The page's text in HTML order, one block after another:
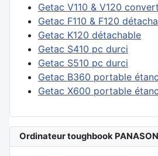
Getac V110 & V120
Getac F110 & F120
Getac K120 détachable
Getac S410 pc durci
Getac S510 pc durci
Getac B360 portable
Getac X600 portable
Ordinateur toughbook